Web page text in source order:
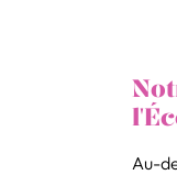
Au-